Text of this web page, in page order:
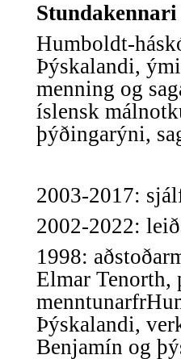
Stundakennari
Humboldt-
Þýskalandi,
menning og
íslensk
þýðingarýni,
2003-2017: s
2002-2022: l
1998: a
Elmar Tenorth,
menntunarfr
Þýskalandi,
Benjamín og